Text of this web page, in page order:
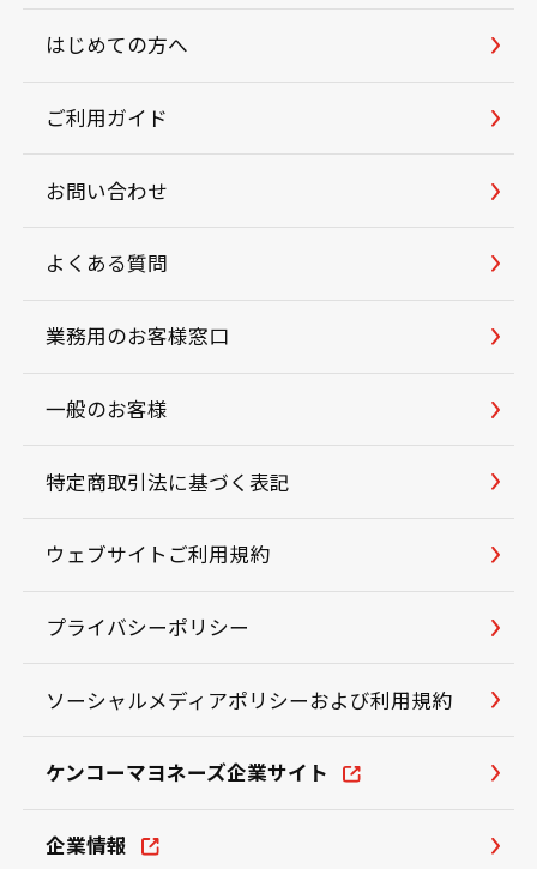
はじめての方へ
ご利用ガイド
お問い合わせ
よくある質問
業務用のお客様窓口
一般のお客様
特定商取引法に基づく表記
ウェブサイトご利用規約
プライバシーポリシー
ソーシャルメディアポリシーおよび利用規約
ケンコーマヨネーズ企業サイト
企業情報